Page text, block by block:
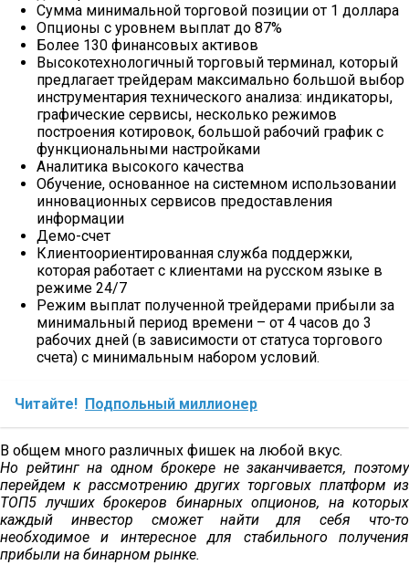
Сумма минимальной торговой позиции от 1 доллара
Опционы с уровнем выплат до 87%
Более 130 финансовых активов
Высокотехнологичный торговый терминал, который
предлагает трейдерам максимально большой выбор
инструментария технического анализа: индикаторы,
графические сервисы, несколько режимов
построения котировок, большой рабочий график с
функциональными настройками
Аналитика высокого качества
Обучение, основанное на системном использовании
инновационных сервисов предоставления
информации
Демо-счет
Клиентоориентированная служба поддержки,
которая работает с клиентами на русском языке в
режиме 24/7
Режим выплат полученной трейдерами прибыли за
минимальный период времени – от 4 часов до 3
рабочих дней (в зависимости от статуса торгового
счета) с минимальным набором условий.
Читайте! Подпольный миллионер
В общем много различных фишек на любой вкус.
Но рейтинг на одном брокере не заканчивается, поэтому
перейдем к рассмотрению других торговых платформ из
ТОП5 лучших брокеров бинарных опционов, на которых
каждый инвестор сможет найти для себя что-то
необходимое и интересное для стабильного получения
прибыли на бинарном рынке.